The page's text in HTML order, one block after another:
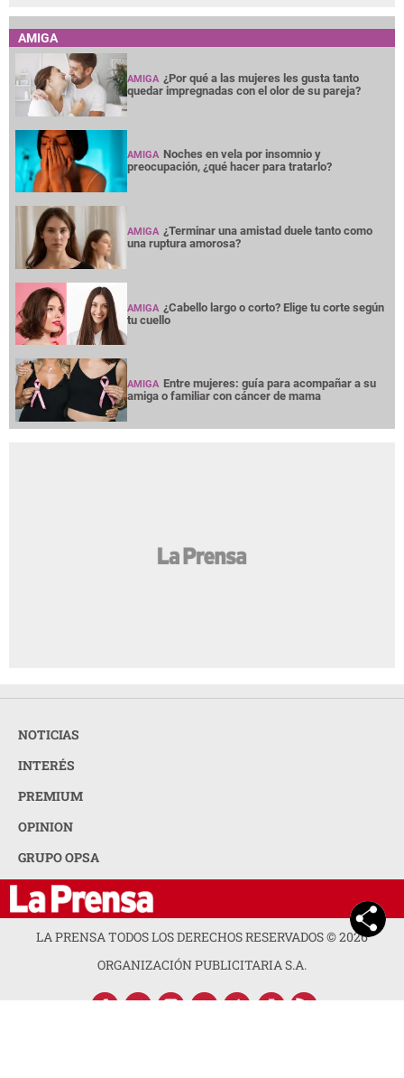
AMIGA
AMIGA ¿Por qué a las mujeres les gusta tanto
quedar impregnadas con el olor de su pareja?
AMIGA Noches en vela por insomnio y
preocupación, ¿qué hacer para tratarlo?
AMIGA ¿Terminar una amistad duele tanto como
una ruptura amorosa?
AMIGA ¿Cabello largo o corto? Elige tu corte según
tu cuello
AMIGA Entre mujeres: guía para acompañar a su
amiga o familiar con cáncer de mama
NOTICIAS
INTERÉS
PREMIUM
OPINION
GRUPO OPSA
LA PRENSA TODOS LOS DERECHOS RESERVADOS ©2026
ORGANIZACIÓN PUBLICITARIA S.A.